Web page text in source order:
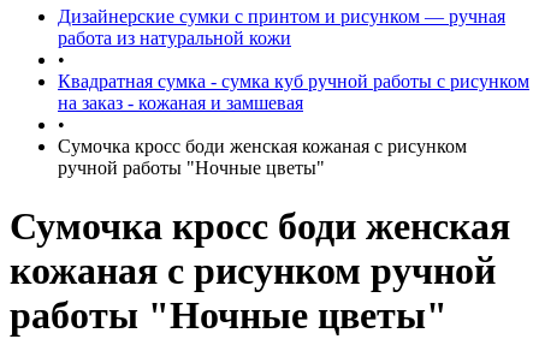
Дизайнерские сумки с принтом и рисунком — ручная
работа из натуральной кожи
•
Квадратная сумка - сумка куб ручной работы с рисунком
на заказ - кожаная и замшевая
•
Сумочка кросс боди женская кожаная с рисунком
ручной работы "Ночные цветы"
Сумочка кросс боди женская
кожаная с рисунком ручной
работы "Ночные цветы"